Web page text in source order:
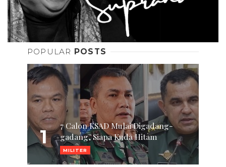
POPULAR POSTS
1
7 Calon KSAD Mulai Digadang-
gadang, Siapa Kuda Hitam
MILITER